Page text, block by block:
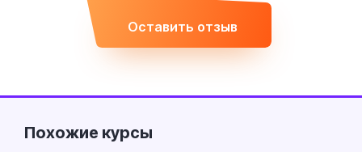
Оставить отзыв
Похожие курсы